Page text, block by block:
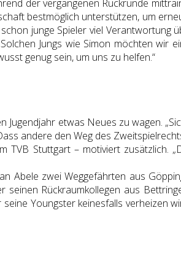
der vergangenen Rückrunde
bestmöglich unterstützen, um
junge Spieler viel
Jungs wie Simon möchten wir
genug sein, um uns zu helfen.“
etwas Neues zu wagen.
andere den Weg des
Stuttgart – motiviert zusätzlich.
Abele zwei Weggefährten aus
Rückraumkollegen aus
Youngster keinesfalls verheizen